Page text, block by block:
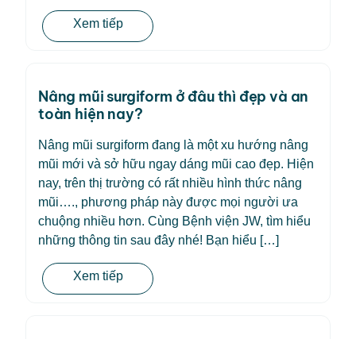
Xem tiếp
Nâng mũi surgiform ở đâu thì đẹp và an
toàn hiện nay?
Nâng mũi surgiform đang là một xu hướng nâng
mũi mới và sở hữu ngay dáng mũi cao đẹp. Hiện
nay, trên thị trường có rất nhiều hình thức nâng
mũi…., phương pháp này được mọi người ưa
chuộng nhiều hơn. Cùng Bệnh viện JW, tìm hiểu
những thông tin sau đây nhé! Bạn hiểu […]
Xem tiếp